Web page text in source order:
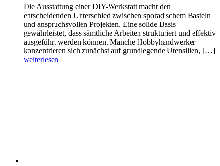
Die Ausstattung einer DIY-Werkstatt macht den
entscheidenden Unterschied zwischen sporadischem Basteln
und anspruchsvollen Projekten. Eine solide Basis
gewährleistet, dass sämtliche Arbeiten strukturiert und effektiv
ausgeführt werden können. Manche Hobbyhandwerker
konzentrieren sich zunächst auf grundlegende Utensilien, […]
weiterlesen